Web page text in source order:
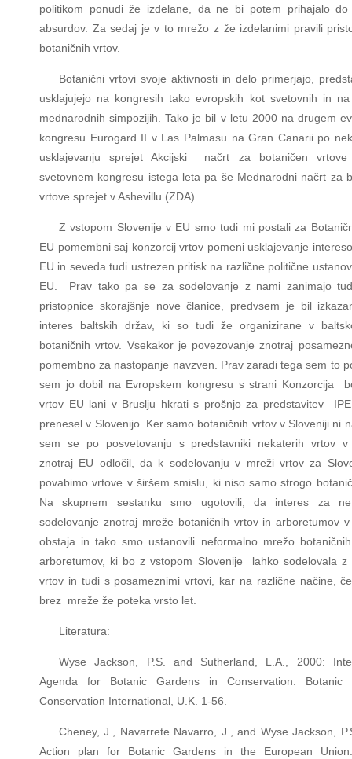
politikom ponudi že izdelane, da ne bi potem prihajalo do
absurdov. Za sedaj je v to mrežo z že izdelanimi pravili
botaničnih vrtov.
Botanični vrtovi svoje aktivnosti in delo primerjajo,
usklajujejo na kongresih tako evropskih kot svetovnih in na
mednarodnih simpozijih. Tako je bil v letu 2000 na drugem
kongresu Eurogard II v Las Palmasu na Gran Canarii po
usklajevanju sprejet Akcijski načrt za botaničen
svetovnem kongresu istega leta pa še Mednarodni načrt za
vrtove sprejet v Ashevillu (ZDA).
Z vstopom Slovenije v EU smo tudi mi postali za
EU pomembni saj konzorcij vrtov pomeni usklajevanje
EU in seveda tudi ustrezen pritisk na različne politične
EU. Prav tako pa se za sodelovanje z nami zanimajo
pristopnice skorajšnje nove članice, predvsem je bil
interes baltskih držav, ki so tudi že organizirane v
botaničnih vrtov. Vsekakor je povezovanje znotraj
pomembno za nastopanje navzven. Prav zaradi tega sem to
sem jo dobil na Evropskem kongresu s strani Konzorcija
vrtov EU lani v Bruslju hkrati s prošnjo za predstavitev
prenesel v Slovenijo. Ker samo botaničnih vrtov v Sloveniji ni
sem se po posvetovanju s predstavniki nekaterih vrtov v
znotraj EU odločil, da k sodelovanju v mreži vrtov za
povabimo vrtove v širšem smislu, ki niso samo strogo
Na skupnem sestanku smo ugotovili, da interes za
sodelovanje znotraj mreže botaničnih vrtov in arboretumov v
obstaja in tako smo ustanovili neformalno mrežo
arboretumov, ki bo z vstopom Slovenije lahko sodelovala z
vrtov in tudi s posameznimi vrtovi, kar na različne načine,
brez mreže že poteka vrsto let.
Literatura:
Wyse Jackson, P.S. and Sutherland, L.A., 2000:
Agenda for Botanic Gardens in Conservation. Botanic
Conservation International, U.K. 1-56.
Cheney, J., Navarrete Navarro, J., and Wyse Jackson,
Action plan for Botanic Gardens in the European